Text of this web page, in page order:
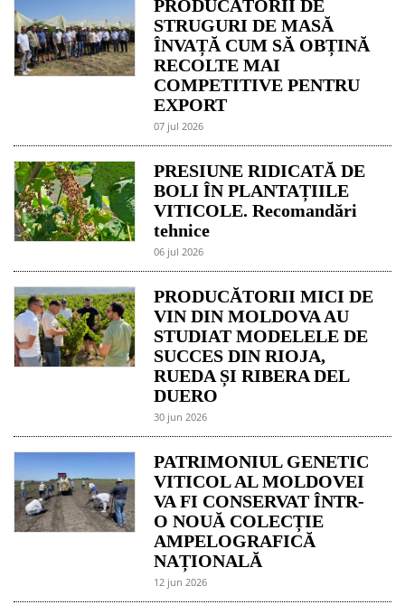
PRODUCĂTORII DE
STRUGURI DE MASĂ
ÎNVAȚĂ CUM SĂ OBȚINĂ
RECOLTE MAI
COMPETITIVE PENTRU
EXPORT
07 jul 2026
PRESIUNE RIDICATĂ DE
BOLI ÎN PLANTAȚIILE
VITICOLE. Recomandări
tehnice
06 jul 2026
PRODUCĂTORII MICI DE
VIN DIN MOLDOVA AU
STUDIAT MODELELE DE
SUCCES DIN RIOJA,
RUEDA ȘI RIBERA DEL
DUERO
30 jun 2026
PATRIMONIUL GENETIC
VITICOL AL MOLDOVEI
VA FI CONSERVAT ÎNTR-
O NOUĂ COLECȚIE
AMPELOGRAFICĂ
NAȚIONALĂ
12 jun 2026